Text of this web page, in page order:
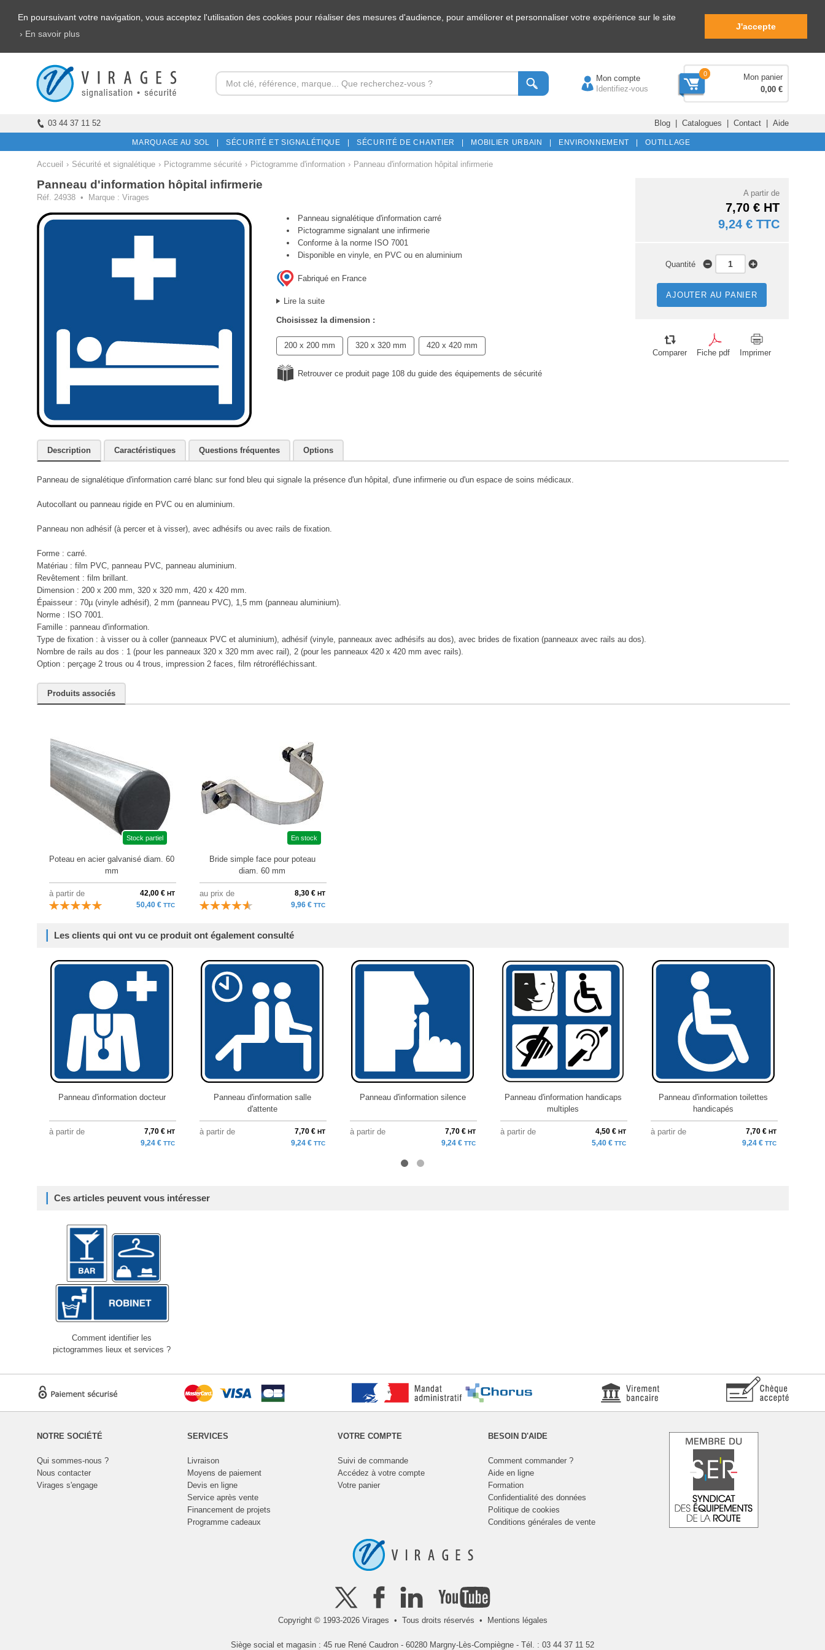
En poursuivant votre navigation, vous acceptez l'utilisation des cookies pour réaliser des mesures d'audience, pour améliorer et personnaliser votre expérience sur le site
› En savoir plus
J'accepte
Mon compte
Identifiez-vous
0
Mon panier
0,00 €
03 44 37 11 52 Blog| Catalogues | Contact| Aide
MARQUAGE AU SOL | SÉCURITÉ ET SIGNALÉTIQUE | SÉCURITÉ DE CHANTIER | MOBILIER URBAIN | ENVIRONNEMENT | OUTILLAGE
Accueil › Sécurité et signalétique › Pictogramme sécurité › Pictogramme d'information › Panneau d'information hôpital infirmerie
Panneau d'information hôpital infirmerie
Réf. 24938 • Marque : Virages
Panneau signalétique d'information carré
Pictogramme signalant une infirmerie
Conforme à la norme ISO 7001
Disponible en vinyle, en PVC ou en aluminium
Fabriqué en France
Lire la suite
Choisissez la dimension :
200 x 200 mm 320 x 320 mm 420 x 420 mm
Retrouver ce produit page 108 du guide des équipements de sécurité
A partir de
7,70 € HT
9,24 € TTC
Quantité
AJOUTER AU PANIER
Comparer Fiche pdf Imprimer
Description Caractéristiques Questions fréquentes Options
Panneau de signalétique d'information carré blanc sur fond bleu qui signale la présence d'un hôpital, d'une infirmerie ou d'un espace de soins médicaux.
Autocollant ou panneau rigide en PVC ou en aluminium.
Panneau non adhésif (à percer et à visser), avec adhésifs ou avec rails de fixation.
Forme : carré.
Matériau : film PVC, panneau PVC, panneau aluminium.
Revêtement : film brillant.
Dimension : 200 x 200 mm, 320 x 320 mm, 420 x 420 mm.
Épaisseur : 70µ (vinyle adhésif), 2 mm (panneau PVC), 1,5 mm (panneau aluminium).
Norme : ISO 7001.
Famille : panneau d'information.
Type de fixation : à visser ou à coller (panneaux PVC et aluminium), adhésif (vinyle, panneaux avec adhésifs au dos), avec brides de fixation (panneaux avec rails au dos).
Nombre de rails au dos : 1 (pour les panneaux 320 x 320 mm avec rail), 2 (pour les panneaux 420 x 420 mm avec rails).
Option : perçage 2 trous ou 4 trous, impression 2 faces, film rétroréfléchissant.
Produits associés
Stock partiel
Poteau en acier galvanisé diam. 60
mm
à partir de 42,00 € HT
50,40 € TTC
En stock
Bride simple face pour poteau
diam. 60 mm
au prix de 8,30 € HT
9,96 € TTC
Les clients qui ont vu ce produit ont également consulté
Panneau d'information docteur
à partir de 7,70 € HT
9,24 € TTC
Panneau d'information salle
d'attente
à partir de 7,70 € HT
9,24 € TTC
Panneau d'information silence
à partir de 7,70 € HT
9,24 € TTC
Panneau d'information handicaps
multiples
à partir de 4,50 € HT
5,40 € TTC
Panneau d'information toilettes
handicapés
à partir de 7,70 € HT
9,24 € TTC
Ces articles peuvent vous intéresser
Comment identifier les
pictogrammes lieux et services ?
NOTRE SOCIÉTÉ
Qui sommes-nous ?
Nous contacter
Virages s'engage
SERVICES
Livraison
Moyens de paiement
Devis en ligne
Service après vente
Financement de projets
Programme cadeaux
VOTRE COMPTE
Suivi de commande
Accédez à votre compte
Votre panier
BESOIN D'AIDE
Comment commander ?
Aide en ligne
Formation
Confidentialité des données
Politique de cookies
Conditions générales de vente
Copyright © 1993-2026 Virages • Tous droits réservés • Mentions légales
Siège social et magasin : 45 rue René Caudron - 60280 Margny-Lès-Compiègne - Tél. : 03 44 37 11 52